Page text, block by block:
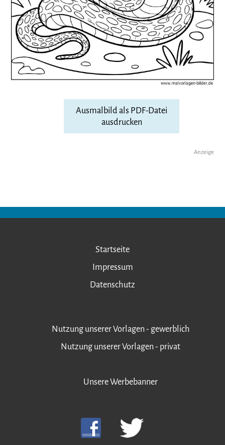
Ausmalbild als PDF-Datei
ausdrucken
Anzeige
Startseite
Impressum
Datenschutz
Nutzung unserer Vorlagen - gewerblich
Nutzung unserer Vorlagen - privat
Unsere Werbebanner